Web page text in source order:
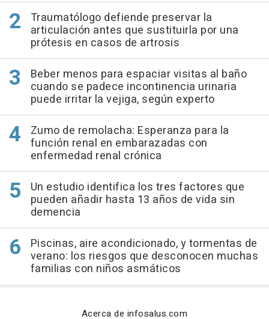
Traumatólogo defiende preservar la
articulación antes que sustituirla por una
prótesis en casos de artrosis
Beber menos para espaciar visitas al baño
cuando se padece incontinencia urinaria
puede irritar la vejiga, según experto
Zumo de remolacha: Esperanza para la
función renal en embarazadas con
enfermedad renal crónica
Un estudio identifica los tres factores que
pueden añadir hasta 13 años de vida sin
demencia
Piscinas, aire acondicionado, y tormentas de
verano: los riesgos que desconocen muchas
familias con niños asmáticos
Acerca de infosalus.com